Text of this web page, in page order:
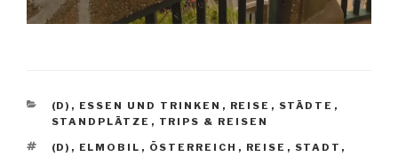
KATEGORIEN
(D) , ESSEN UND TRINKEN , REISE , STÄDTE ,
STANDPLÄTZE , TRIPS & REISEN
SCHLAGWÖRTER
(D) , ELMOBIL , ÖSTERREICH , REISE , STADT ,